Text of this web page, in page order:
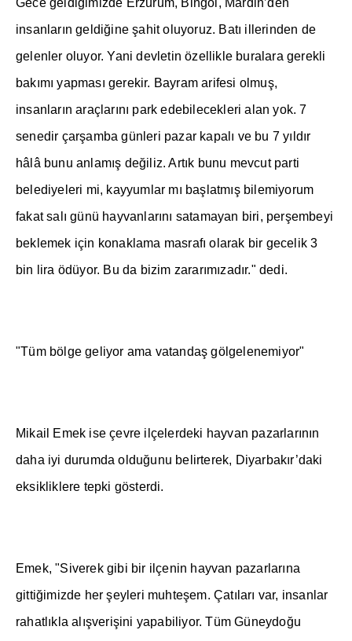
Gece geldi ğ imizde Erzurum, Bingöl, Mardin’den
insanların geldiğineşahit oluyoruz. Batı illerinden de
gelenler oluyor. Yani devletin özellikle buralara gerekli
bakımı yapması gerekir. Bayram arifesi olmuş,
insanların araçlarını park edebilecekleri alan yok. 7
senedir çarşamba günleri pazar kapal ı ve bu 7 yı ldır
hâlâ bunu anlamış değiliz. Artık bunu mevcut parti
belediyeleri mi, kayyumlar mı baş latmışbilemiyorum
fakat sal ı günü hayvanlarını satamayan biri, perşembeyi
beklemek için konaklama masrafı olarak bir gecelik 3
bin lira ödüyor. Bu da bizim zararımızadır." dedi.
"Tüm bölge geliyor ama vatandaş gölgelenemiyor"
Mikail Emek ise çevre ilçelerdeki hayvan pazarlarının
daha iyi durumda olduğunu belirterek, Diyarbakır’daki
eksikliklere tepki gösterdi.
Emek, "Siverek gibi bir ilçenin hayvan pazarlarına
gittiğimizde herşeyleri muhteşem. Çatı ları var, insanlar
rahatl ıkla al ışverişini yapabiliyor. Tüm Güneydoğu